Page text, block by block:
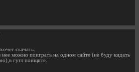
скачать:
нее можно поиграть на одном сайте (не буду кидать
гугл поищите.